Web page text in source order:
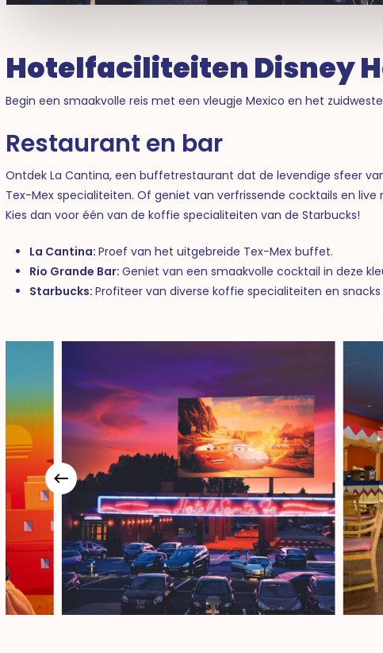
Hotelfaciliteiten Disney
Begin een smaakvolle reis met een vleugje Mexico en het
Restaurant en bar
Ontdek La Cantina, een buffetrestaurant dat de levendige sfeer
Tex-Mex specialiteiten. Of geniet van verfrissende cocktails en live
Kies dan voor één van de koffie specialiteiten van de Starbucks!
La Cantina:Proef van het uitgebreide Tex-Mex buffet.
Rio Grande Bar:Geniet van een smaakvolle cocktail in deze
Starbucks:Profiteer van diverse koffie specialiteiten en